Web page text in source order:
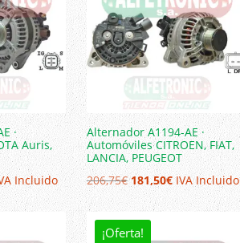
·
Auris,
Incluido
Alternador A1194-AE ·
Automóviles CITROEN, FIAT,
LANCIA, PEUGEOT
206,75€El
precio
original
181,50€El
precio
IVA Incluido
¡Oferta!